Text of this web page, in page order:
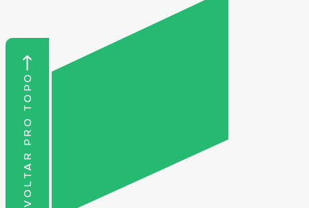
VOLTAR PRO TOPO